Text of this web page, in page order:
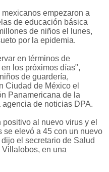
empezaron a
de educación básica
de niños el lunes,
por la epidemia.
en términos de
los próximos días",
de guardería,
Ciudad de México el
Panamericana de la
de noticias DPA.
al nuevo virus y el
se elevó a 45 con un nuevo
el secretario de Salud
en una